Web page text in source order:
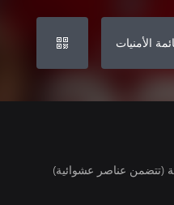
الأمنيات
(تتضمن عناصر عشوائية)